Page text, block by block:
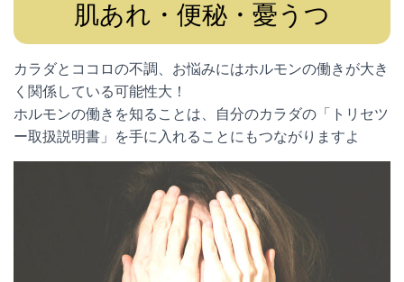
肌あれ・便秘・憂うつ
カラダとココロの不調、お悩みにはホルモンの働きが大き
く関係している可能性大！
ホルモンの働きを知ることは、自分のカラダの「トリセツ
ー取扱説明書」を手に入れることにもつながりますよ